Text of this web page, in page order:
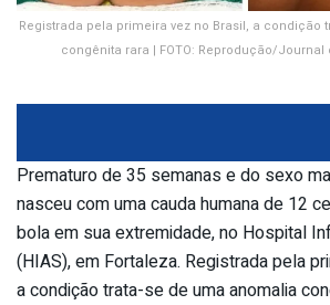
Registrada pela primeira vez no Brasil, a condição
congênita rara | FOTO: Reprodução/Journal
Prematuro de 35 semanas e do sexo
nasceu com uma cauda humana de 12
bola em sua extremidade, no Hospital
(HIAS), em Fortaleza. Registrada pela
a condição trata-se de uma anomalia